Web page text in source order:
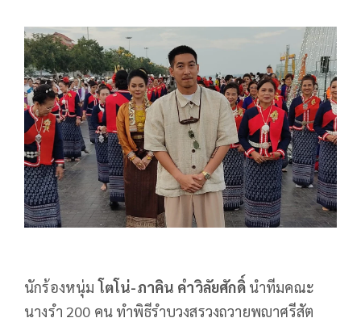
นักร้องหนุ่มโตโน่-ภาคิน คำวิลัยศักดิ์นำทีมคณะ
นางรำ 200 คน ทำพิธีรำบวงสรวงถวายพญาศรีสัต